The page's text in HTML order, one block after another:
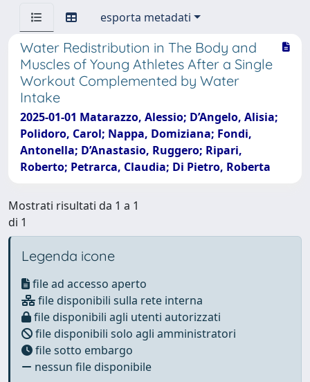
esporta metadati
Water Redistribution in The Body and
Muscles of Young Athletes After a Single
Workout Complemented by Water
Intake
2025-01-01 Matarazzo, Alessio; D’Angelo, Alisia;
Polidoro, Carol; Nappa, Domiziana; Fondi,
Antonella; D’Anastasio, Ruggero; Ripari,
Roberto; Petrarca, Claudia; Di Pietro, Roberta
Mostrati risultati da 1 a 1
di 1
Legenda icone
file ad accesso aperto
file disponibili sulla rete interna
file disponibili agli utenti autorizzati
file disponibili solo agli amministratori
file sotto embargo
nessun file disponibile